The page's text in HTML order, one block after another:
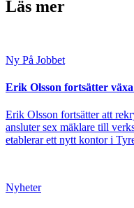
Läs mer
Ny På Jobbet
Erik Olsson fortsätter
Erik Olsson fortsätter att
ansluter sex mäklare till
etablerar ett nytt kontor i
Nyheter